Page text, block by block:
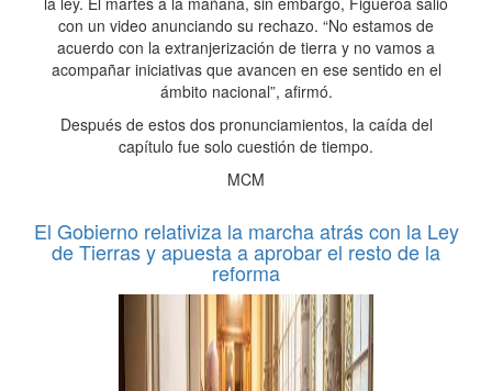
con un video anunciando su rechazo. “No estamos de
acuerdo con la extranjerización de tierra y no vamos a
acompañar iniciativas que avancen en ese sentido en el
ámbito nacional”, afirmó.
Después de estos dos pronunciamientos, la caída del
capítulo fue solo cuestión de tiempo.
MCM
El Gobierno relativiza la marcha atrás con la Ley
de Tierras y apuesta a aprobar el resto de la
reforma